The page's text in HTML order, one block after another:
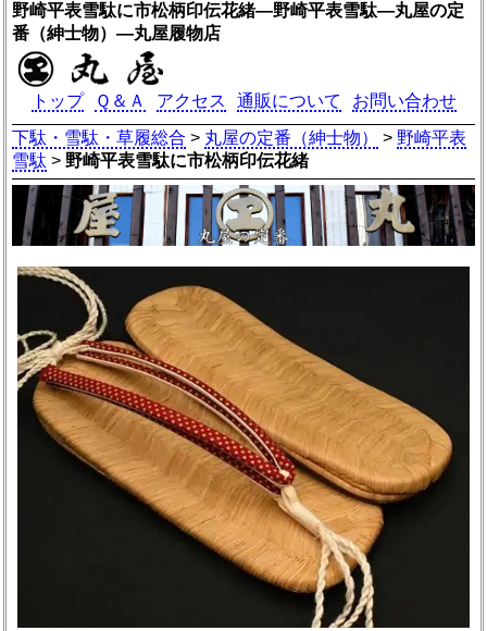
野崎平表雪駄に市松柄印伝花緒―野崎平表雪駄―丸屋の定
番（紳士物）―丸屋履物店
トップ Ｑ＆Ａ アクセス 通販について
お問い合わせ
下駄・雪駄・草履総合 > 丸屋の定番（紳士物） > 野崎平表
雪駄 > 野崎平表雪駄に市松柄印伝花緒